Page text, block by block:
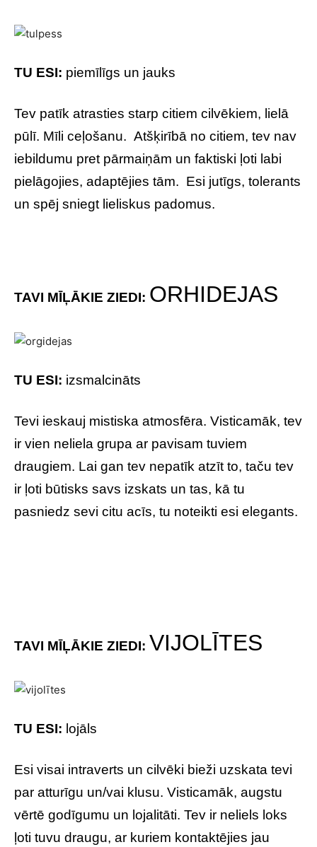
TU ESI: piemīlīgs un jauks
Tev patīk atrasties starp citiem cilvēkiem, lielā
pūlī. Mīli ceļošanu. Atšķirībā no citiem, tev nav
iebildumu pret pārmaiņām un faktiski ļoti labi
pielāgojies, adaptējies tām. Esi jutīgs, tolerants
un spēj sniegt lieliskus padomus.
TAVI MĪĻĀKIE ZIEDI: ORHIDEJAS
TU ESI: izsmalcināts
Tevi ieskauj mistiska atmosfēra. Visticamāk, tev
ir vien neliela grupa ar pavisam tuviem
draugiem. Lai gan tev nepatīk atzīt to, taču tev
ir ļoti būtisks savs izskats un tas, kā tu
pasniedz sevi citu acīs, tu noteikti esi elegants.
TAVI MĪĻĀKIE ZIEDI: VIJOLĪTES
TU ESI: lojāls
Esi visai intraverts un cilvēki bieži uzskata tevi
par atturīgu un/vai klusu. Visticamāk, augstu
vērtē godīgumu un lojalitāti. Tev ir neliels loks
ļoti tuvu draugu, ar kuriem kontaktējies jau